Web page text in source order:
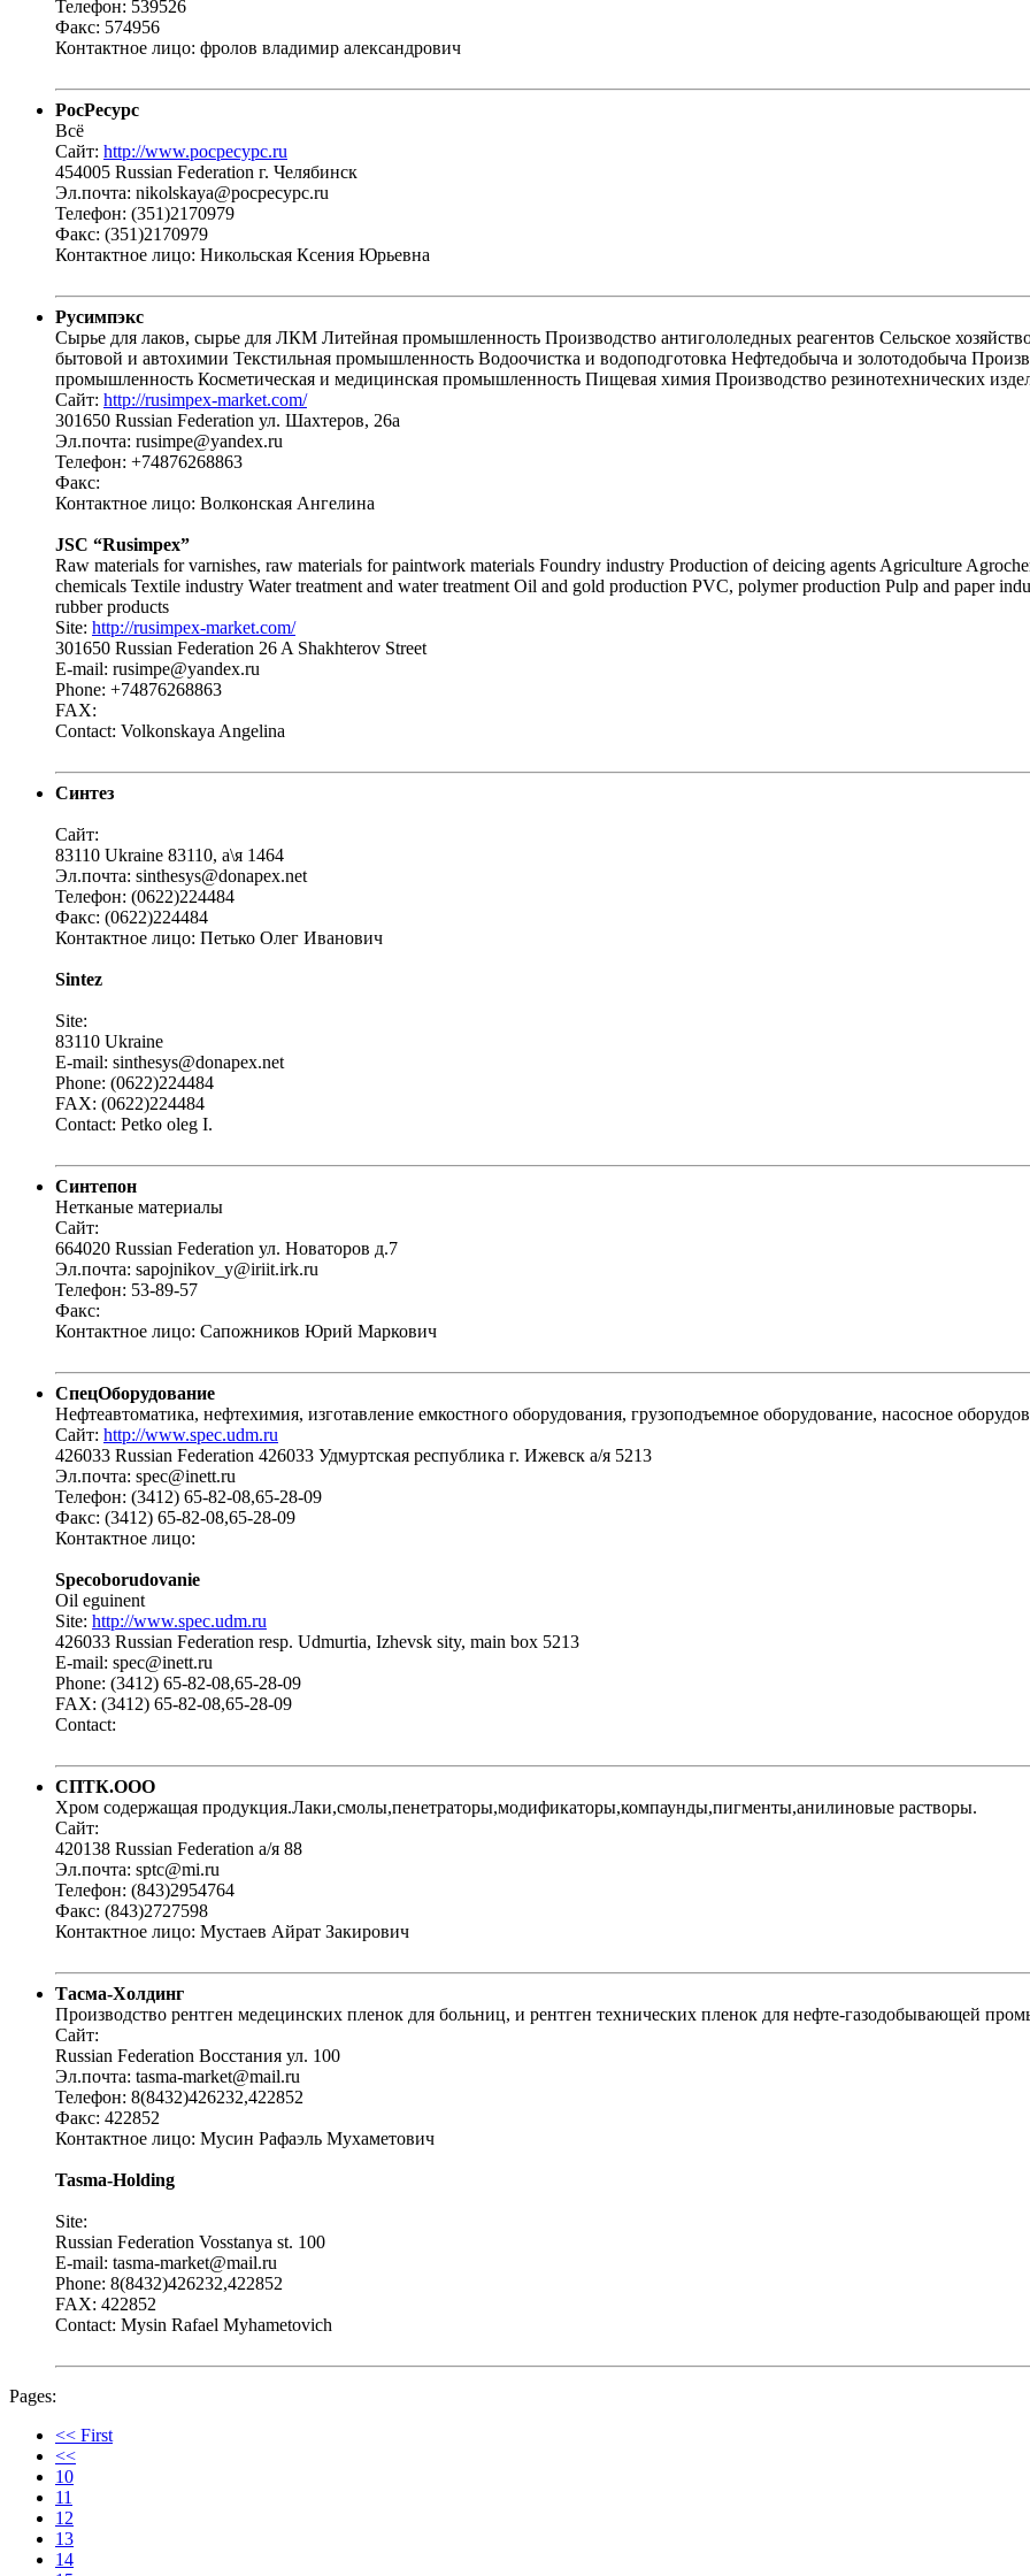
Телефон: 539526
Факс: 574956
Контактное лицо: фролов владимир александрович
РосРесурс
Всё
Сайт: http://www.pocpecypc.ru
454005 Russian Federation г. Челябинск
Эл.почта: nikolskaya@pocpecypc.ru
Телефон: (351)2170979
Факс: (351)2170979
Контактное лицо: Никольская Ксения Юрьевна
Русимпэкс
Сырье для лаков, сырье для ЛКМ Литейная промышленность Производство антигололедных реагентов Сельское
бытовой и автохимии Текстильная промышленность Водоочистка и водоподготовка Нефтедобыча и золотодобыча
промышленность Косметическая и медицинская промышленность Пищевая химия Производство резинотехнических
Сайт: http://rusimpex-market.com/
301650 Russian Federation ул. Шахтеров, 26а
Эл.почта: rusimpe@yandex.ru
Телефон: +74876268863
Факс:
Контактное лицо: Волконская Ангелина
JSC “Rusimpex”
Raw materials for varnishes, raw materials for paintwork materials Foundry industry Production of deicing agents Agriculture
chemicals Textile industry Water treatment and water treatment Oil and gold production PVC, polymer production Pulp and paper
rubber products
Site: http://rusimpex-market.com/
301650 Russian Federation 26 A Shakhterov Street
E-mail: rusimpe@yandex.ru
Phone: +74876268863
FAX:
Contact: Volkonskaya Angelina
Синтез
Сайт:
83110 Ukraine 83110, а\я 1464
Эл.почта: sinthesys@donapex.net
Телефон: (0622)224484
Факс: (0622)224484
Контактное лицо: Петько Олег Иванович
Sintez
Site:
83110 Ukraine
E-mail: sinthesys@donapex.net
Phone: (0622)224484
FAX: (0622)224484
Contact: Petko oleg I.
Синтепон
Нетканые материалы
Сайт:
664020 Russian Federation ул. Новаторов д.7
Эл.почта: sapojnikov_y@iriit.irk.ru
Телефон: 53-89-57
Факс:
Контактное лицо: Сапожников Юрий Маркович
СпецОборудование
Нефтеавтоматика, нефтехимия, изготавление емкостного оборудования, грузоподъемное оборудование, насосное
Сайт: http://www.spec.udm.ru
426033 Russian Federation 426033 Удмуртская республика г. Ижевск а/я 5213
Эл.почта: spec@inett.ru
Телефон: (3412) 65-82-08,65-28-09
Факс: (3412) 65-82-08,65-28-09
Контактное лицо:
Specoborudovanie
Oil eguinent
Site: http://www.spec.udm.ru
426033 Russian Federation resp. Udmurtia, Izhevsk sity, main box 5213
E-mail: spec@inett.ru
Phone: (3412) 65-82-08,65-28-09
FAX: (3412) 65-82-08,65-28-09
Contact:
СПТК.ООО
Хром содержащая продукция.Лаки,смолы,пенетраторы,модификаторы,компаунды,пигменты,анилиновые растворы.
Сайт:
420138 Russian Federation а/я 88
Эл.почта: sptc@mi.ru
Телефон: (843)2954764
Факс: (843)2727598
Контактное лицо: Мустаев Айрат Закирович
Тасма-Холдинг
Производство рентген медецинских пленок для больниц, и рентген технических пленок для нефте-газодобывающей
Сайт:
Russian Federation Восстания ул. 100
Эл.почта: tasma-market@mail.ru
Телефон: 8(8432)426232,422852
Факс: 422852
Контактное лицо: Мусин Рафаэль Мухаметович
Tasma-Holding
Site:
Russian Federation Vosstanya st. 100
E-mail: tasma-market@mail.ru
Phone: 8(8432)426232,422852
FAX: 422852
Contact: Mysin Rafael Myhametovich
Pages:
<< First
<<
10
11
12
13
14